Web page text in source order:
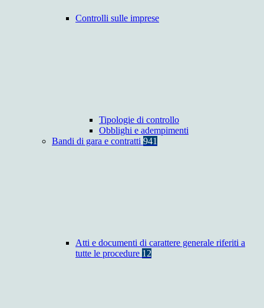
Controlli sulle imprese
Tipologie di controllo
Obblighi e adempimenti
Bandi di gara e contratti 941
Atti e documenti di carattere generale riferiti a
tutte le procedure 12